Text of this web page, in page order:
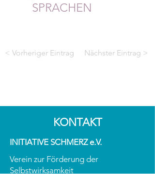
SPRACHEN
< Vorheriger Eintrag Nächster Eintrag >
KONTAKT
INITIATIVE SCHMERZ e.V.
Verein zur Förderung der
Selbstwirksamkeit